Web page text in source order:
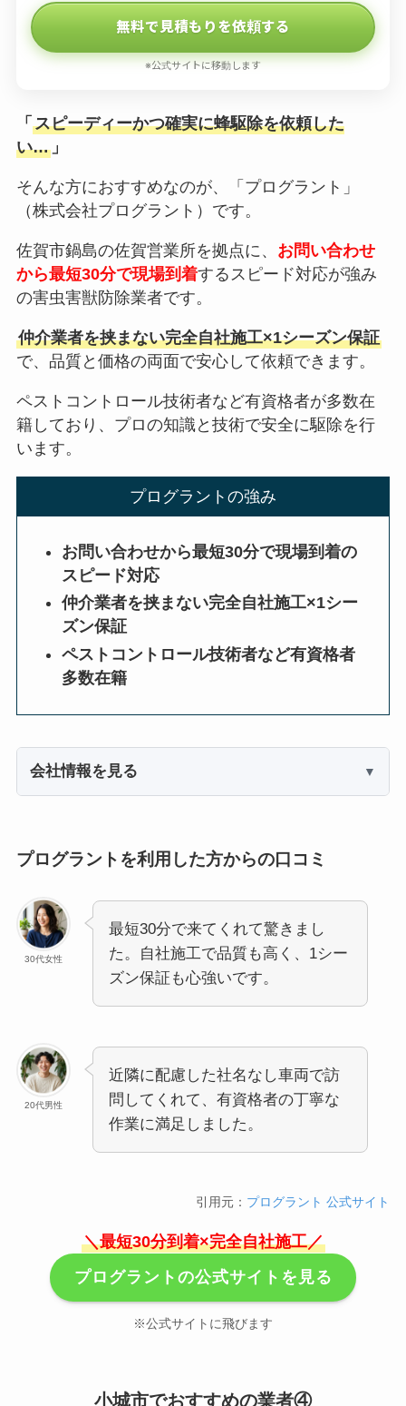
無料で見積もりを依頼する
※公式サイトに移動します
「 スピーディーかつ確実に蜂駆除を依頼した
い…」
そんな方におすすめなのが、「プログラント」
（株式会社プログラント）です。
佐賀市鍋島の佐賀営業所を拠点に、 お問い合わせ
から最短30分で現場到着するスピード対応が強み
の害虫害獣防除業者です。
仲介業者を挟まない完全自社施工×1シーズン保証
で、品質と価格の両面で安心して依頼できます。
ペストコントロール技術者など有資格者が多数在
籍しており、プロの知識と技術で安全に駆除を行
います。
プログラントの強み
お問い合わせから最短30分で現場到着の
スピード対応
仲介業者を挟まない完全自社施工×1シー
ズン保証
ペストコントロール技術者など有資格者
多数在籍
会社情報を見る
プログラントを利用した方からの口コミ
30代女性
最短30分で来てくれて驚きまし
た。自社施工で品質も高く、1シー
ズン保証も心強いです。
20代男性
近隣に配慮した社名なし車両で訪
問してくれて、有資格者の丁寧な
作業に満足しました。
引用元： プログラント 公式サイト
＼最短30分到着×完全自社施工／
プログラントの公式サイトを見る
※公式サイトに飛びます
小城市でおすすめの業者④